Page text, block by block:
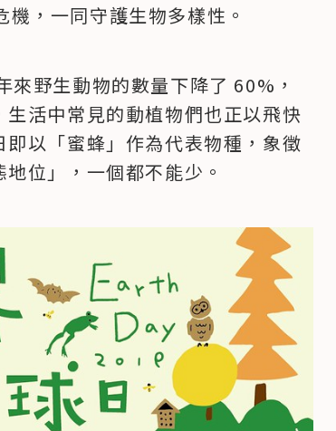
，一同守護生物多樣性。
野生動物的數量下降了 60%，
活中常見的動植物們也正以飛快
以「蜜蜂」作為代表物種，象徵
位」，一個都不能少。